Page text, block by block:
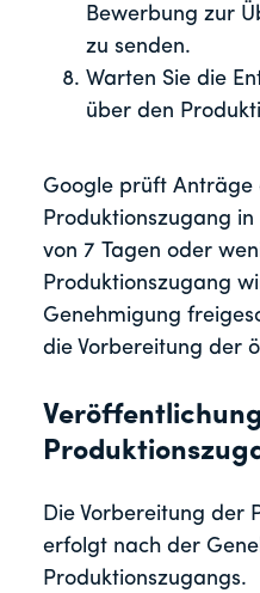
Bewerbung zur
zu senden.
Warten Sie die
über den
Google prüft Anträge
Produktionszugang
von 7 Tagen oder
Produktionszugang
Genehmigung
die Vorbereitung der
Die Vorbereitung der
erfolgt nach der
Produktionszugangs.